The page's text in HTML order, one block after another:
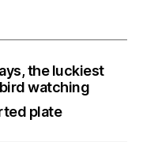
the luckiest
watching
plate